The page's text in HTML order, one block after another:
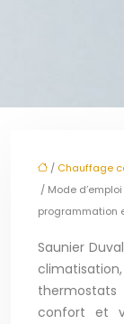
/ Chauffage
/ Mode
programmation
Saunier
confort et